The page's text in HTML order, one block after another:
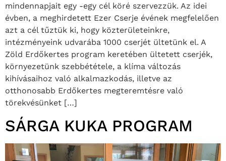
mindennapjait egy -egy cél köré szervezzük. Az idei
évben, a meghirdetett Ezer Cserje évének megfelelően
azt a cél tűztük ki, hogy közterületeinkre,
intézményeink udvarába 1000 cserjét ültetünk el. A
Zöld Erdőkertes program keretében ültetett cserjék,
környezetünk szebbététele, a klíma változás
kihívásaihoz való alkalmazkodás, illetve az
otthonosabb Erdőkertes megteremtésre való
törekvésünket […]
SÁRGA KUKA PROGRAM